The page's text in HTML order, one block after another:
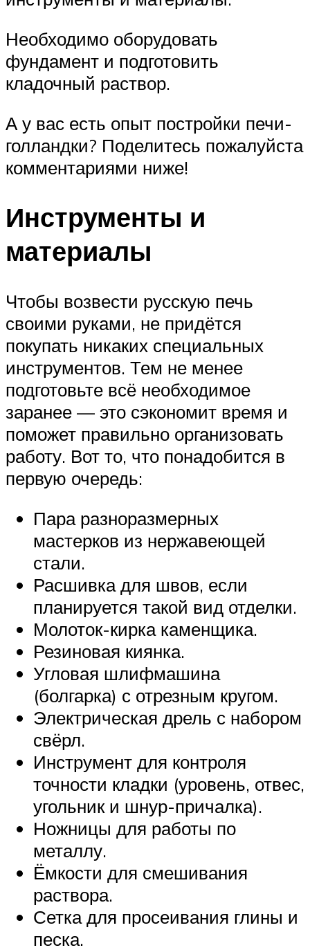
Необходимо оборудовать
фундамент и подготовить
кладочный раствор.
А у вас есть опыт постройки печи-
голландки? Поделитесь пожалуйста
комментариями ниже!
Инструменты и
материалы
Чтобы возвести русскую печь
своими руками, не придётся
покупать никаких специальных
инструментов. Тем не менее
подготовьте всё необходимое
заранее — это сэкономит время и
поможет правильно организовать
работу. Вот то, что понадобится в
первую очередь:
Пара разноразмерных
мастерков из нержавеющей
стали.
Расшивка для швов, если
планируется такой вид отделки.
Молоток-кирка каменщика.
Резиновая киянка.
Угловая шлифмашина
(болгарка) с отрезным кругом.
Электрическая дрель с набором
свёрл.
Инструмент для контроля
точности кладки (уровень, отвес,
угольник и шнур-причалка).
Ножницы для работы по
металлу.
Ёмкости для смешивания
раствора.
Сетка для просеивания глины и
песка.